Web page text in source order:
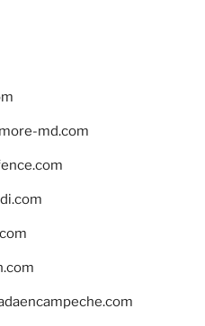
md.com